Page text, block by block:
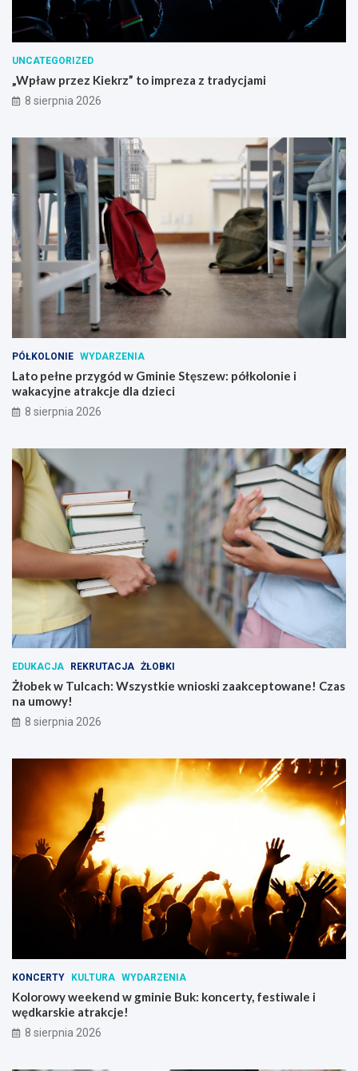
UNCATEGORIZED
„Wpław przez Kiekrz” to impreza z tradycjami
8 sierpnia 2026
PÓŁKOLONIE WYDARZENIA
Lato pełne przygód w Gminie Stęszew: półkolonie i
wakacyjne atrakcje dla dzieci
8 sierpnia 2026
EDUKACJA REKRUTACJA ŻŁOBKI
Żłobek w Tulcach: Wszystkie wnioski zaakceptowane! Czas
na umowy!
8 sierpnia 2026
KONCERTY KULTURA WYDARZENIA
Kolorowy weekend w gminie Buk: koncerty, festiwale i
wędkarskie atrakcje!
8 sierpnia 2026